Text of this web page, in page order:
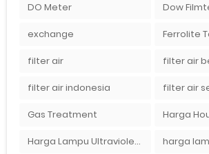
DO Meter Dow
exchange
filter air filter air
filter air indonesia filter air
Gas Treatment
Harga Lampu Ultraviolet Depot Air Isi Ulang harga